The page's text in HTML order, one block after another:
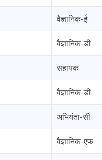
वैज्ञानिक-ई
वैज्ञानिक-डी
सहायक
वैज्ञानिक-डी
अभियंता-सी
वैज्ञानिक-एफ